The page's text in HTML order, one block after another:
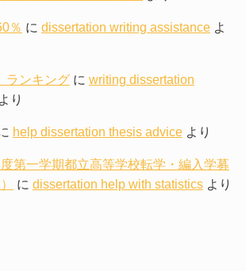
％ に dissertation writing assistanceよ
ンキングに writing dissertation
り
help dissertation thesis adviceより
第一学期都立高等学校転学・編入学募
に dissertation help with statisticsより